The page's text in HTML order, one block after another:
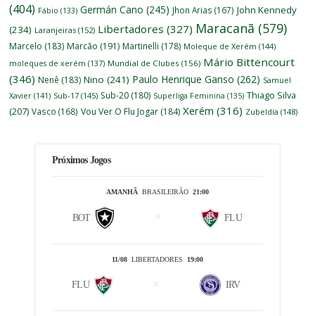
(404) Fábio (133) Germán Cano (245) Jhon Arias (167) John Kennedy
(234) Laranjeiras (152) Libertadores (327) Maracanã (579)
Marcelo (183) Marcão (191) Martinelli (178) Moleque de Xerém (144)
moleques de xerém (137) Mundial de Clubes (156) Mário Bittencourt
(346) Nenê (183) Nino (241) Paulo Henrique Ganso (262) Samuel
Xavier (141) Sub-17 (145) Sub-20 (180) Superliga Feminina (135) Thiago Silva
(207) Vasco (168) Vou Ver O Flu Jogar (184) Xerém (316) Zubeldía (148)
Próximos Jogos
AMANHÃBRASILEIRÃO 21:00
BOT FLU
11/08LIBERTADORES 19:00
FLU IRV